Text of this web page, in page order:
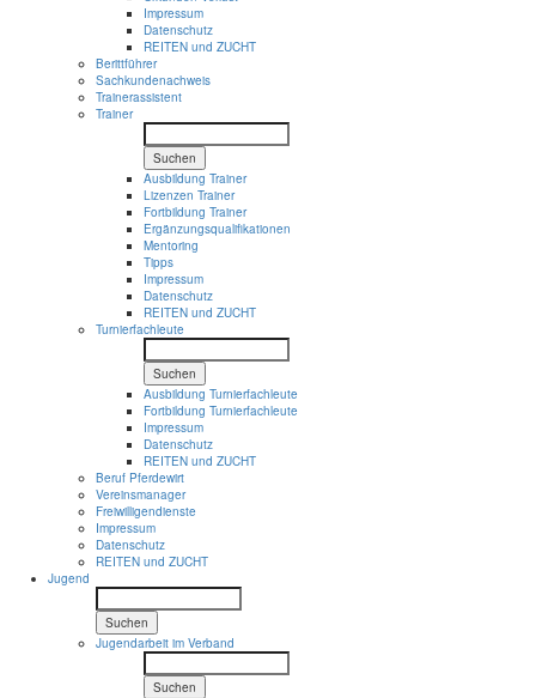
Impressum
Datenschutz
REITEN und ZUCHT
Berittführer
Sachkundenachweis
Trainerassistent
Trainer
Suchen
Ausbildung Trainer
Lizenzen Trainer
Fortbildung Trainer
Ergänzungsqualifikationen
Mentoring
Tipps
Impressum
Datenschutz
REITEN und ZUCHT
Turnierfachleute
Suchen
Ausbildung Turnierfachleute
Fortbildung Turnierfachleute
Impressum
Datenschutz
REITEN und ZUCHT
Beruf Pferdewirt
Vereinsmanager
Freiwilligendienste
Impressum
Datenschutz
REITEN und ZUCHT
Jugend
Suchen
Jugendarbeit im Verband
Suchen